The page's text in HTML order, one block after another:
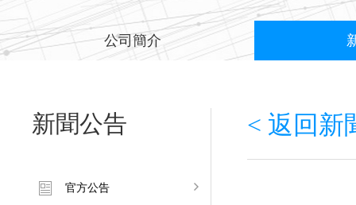
公司簡介
新聞公告
官方公告
< 返回新